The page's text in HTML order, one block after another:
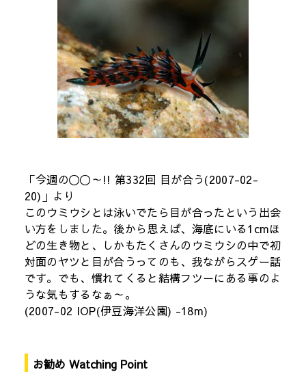
「今週の〇〇～!! 第332回 目が合う(2007-02-
20)」より
このウミウシとは泳いでたら目が合ったという出会
い方をしました。後から思えば、海底にいる1cmほ
どの生き物と、しかもたくさんのウミウシの中で初
対面のヤツと目が合うってのも、我ながらスゲー話
です。でも、慣れてくると結構フツーにある事のよ
うな気もするなぁ～。
(2007-02 IOP(伊豆海洋公園) -18m)
お勧め Watching Point